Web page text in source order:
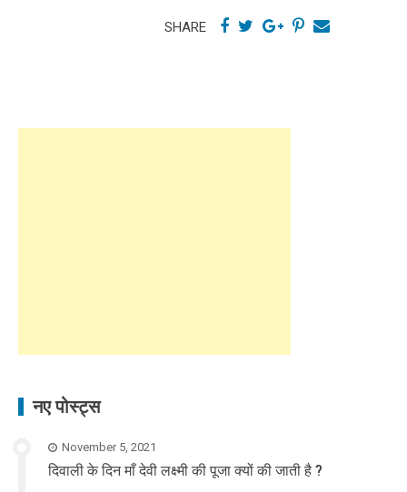
SHARE
नए पोस्ट्स
November 5, 2021
दिवाली के दिन माँ देवी लक्ष्मी की पूजा क्यों की जाती है ?